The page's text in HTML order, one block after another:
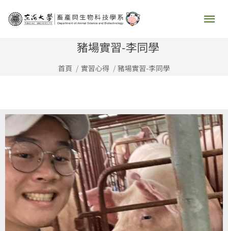
主
豬場實習-李同學
首頁 實習心得 豬場實習-李同學